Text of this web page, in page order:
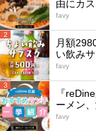
由にカ
favy
2
月額
い飲み
favy
3
『
ーメン
favy